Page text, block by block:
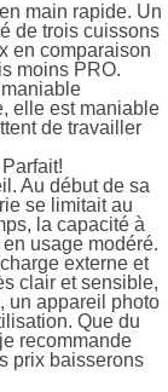
main rapide. Un
de trois cuissons
en comparaison
moins PRO.
elle est maniable
de travailler
Au début de sa
se limitait au
la capacité à
usage modéré.
externe et
clair et sensible,
un appareil photo
Que du
recommande
prix baisserons